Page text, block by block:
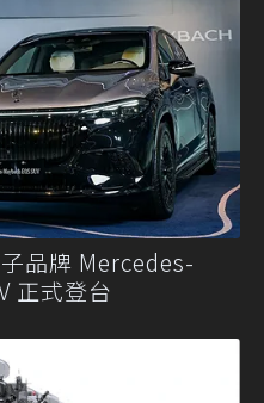
品牌 Mercedes-
正式登台